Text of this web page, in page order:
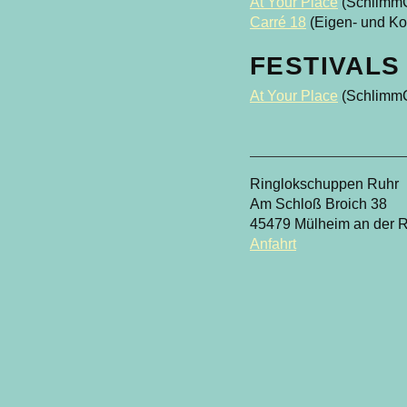
Carré 18 (Eigen- und
FESTIVALS
At Your Place
Ringlokschuppen Ruhr
Am Schloß Broich 38
45479 Mülheim an der
Anfahrt